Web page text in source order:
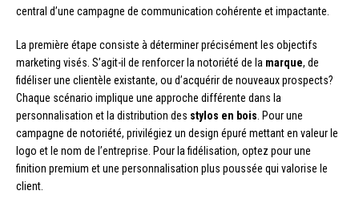
central d’une campagne de communication cohérente et impactante.
La première étape consiste à déterminer précisément les objectifs
marketing visés. S’agit-il de renforcer la notoriété de la marque, de
fidéliser une clientèle existante, ou d’acquérir de nouveaux prospects?
Chaque scénario implique une approche différente dans la
personnalisation et la distribution des stylos en bois . Pour une
campagne de notoriété, privilégiez un design épuré mettant en valeur le
logo et le nom de l’entreprise. Pour la fidélisation, optez pour une
finition premium et une personnalisation plus poussée qui valorise le
client.